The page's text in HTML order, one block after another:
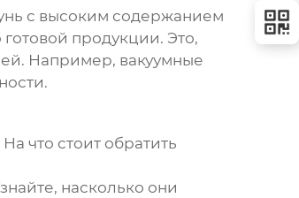
с высоким содержанием
продукции. Это,
Например, вакуумные
что стоит обратить
насколько они